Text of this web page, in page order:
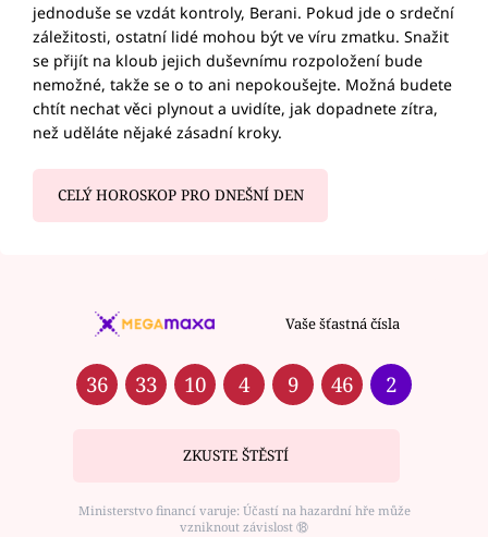
jednoduše se vzdát kontroly, Berani. Pokud jde o srdeční
záležitosti, ostatní lidé mohou být ve víru zmatku. Snažit
se přijít na kloub jejich duševnímu rozpoložení bude
nemožné, takže se o to ani nepokoušejte. Možná budete
chtít nechat věci plynout a uvidíte, jak dopadnete zítra,
než uděláte nějaké zásadní kroky.
CELÝ HOROSKOP PRO DNEŠNÍ DEN
Vaše šťastná čísla
36 33 10 4 9 46 2
ZKUSTE ŠTĚSTÍ
Ministerstvo financí varuje: Účastí na hazardní hře může
vzniknout závislost ⑱